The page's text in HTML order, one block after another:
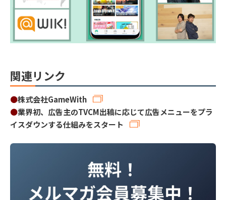
関連リンク
●株式会社GameWith
●業界初、広告主のTVCM出稿に応じて広告メニューをプラ
イスダウンする仕組みをスタート